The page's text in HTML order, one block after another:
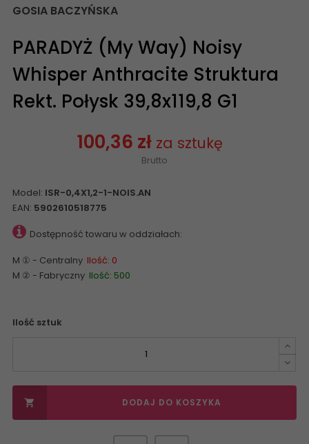
GOSIA BACZYŃSKA
PARADYŻ (My Way) Noisy
Whisper Anthracite Struktura
Rekt. Połysk 39,8x119,8 G1
100,36 zł za sztukę
Brutto
Model: ISR-0,4X1,2-1-NOIS.AN
EAN: 5902610518775
Dostępność towaru w oddziałach:
M ① - Centralny Ilość: 0
M ② - Fabryczny Ilość: 500
Ilość sztuk
 DODAJ DO KOSZYKA